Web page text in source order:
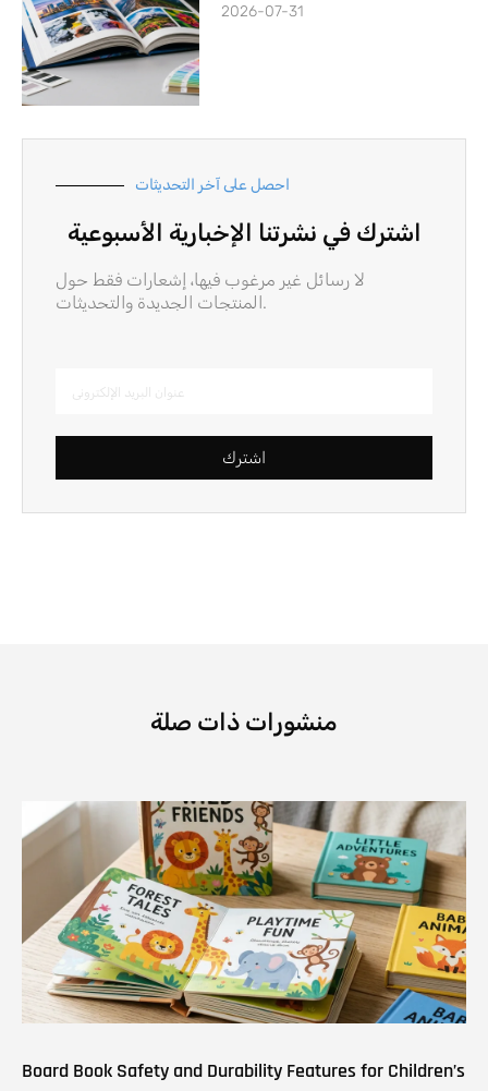
2026-07-31
احصل على آخر التحديثات
اشترك في نشرتنا الإخبارية الأسبوعية
لا رسائل غير مرغوب فيها، إشعارات فقط حول
المنتجات الجديدة والتحديثات.
اشترك
منشورات ذات صلة
Board Book Safety and Durability Features for Children’s